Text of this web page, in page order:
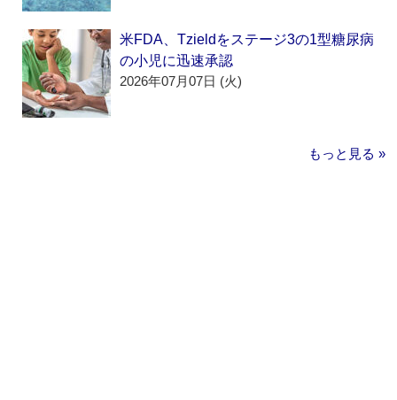
米FDA、Tzieldをステージ3の1型糖尿病
の小児に迅速承認
2026年07月07日 (火)
もっと見る »